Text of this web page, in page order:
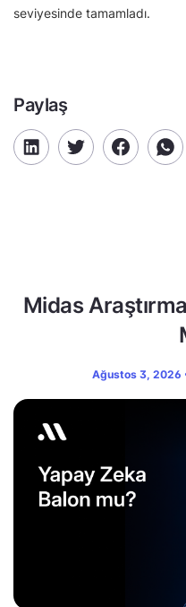
seviyesinde tamamladı.
Paylaş
Midas
Ağustos 3, 2026